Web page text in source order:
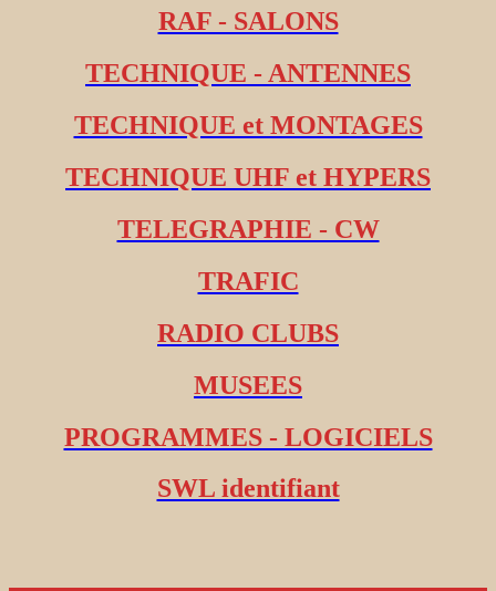
RAF - SALONS
TECHNIQUE - ANTENNES
TECHNIQUE et MONTAGES
TECHNIQUE UHF et HYPERS
TELEGRAPHIE - CW
TRAFIC
RADIO CLUBS
MUSEES
PROGRAMMES - LOGICIELS
SWL identifiant